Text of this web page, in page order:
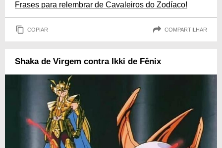
Frases para relembrar de Cavaleiros do Zodíaco!
COPIAR COMPARTILHAR
Shaka de Virgem contra Ikki de Fênix